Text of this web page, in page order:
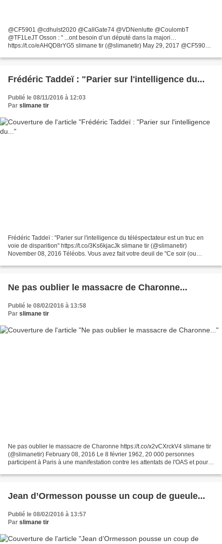
@CF5901 @cdhulst2020 @CallGate74 @VDNenlutte @CoulombT
@TF1LeJT Osson : " ...ont besoin d’un député dans la majori…
https://t.co/eAHQD8rYG5 slimane tir (@slimanetir) May 29, 2017 @CF5901
:...
Frédéric Taddeï : "Parier sur l'intelligence du...
Publié le 08/11/2016 à 12:03
Par slimane tir
Frédéric Taddeï : "Parier sur l'intelligence du téléspectateur est un truc en
voie de disparition" https://t.co/3Ks6kjacJk slimane tir (@slimanetir)
November 08, 2016 Téléobs. Vous avez fait votre deuil de "Ce soir (ou
Ne pas oublier le massacre de Charonne...
Publié le 08/02/2016 à 13:58
Par slimane tir
Ne pas oublier le massacre de Charonne https://t.co/x2vCXrckV4 slimane tir
(@slimanetir) February 08, 2016 Le 8 février 1962, 20 000 personnes
participent à Paris à une manifestation contre les attentats de l'OAS et pour
Jean d’Ormesson pousse un coup de gueule...
Publié le 08/02/2016 à 13:57
Par slimane tir